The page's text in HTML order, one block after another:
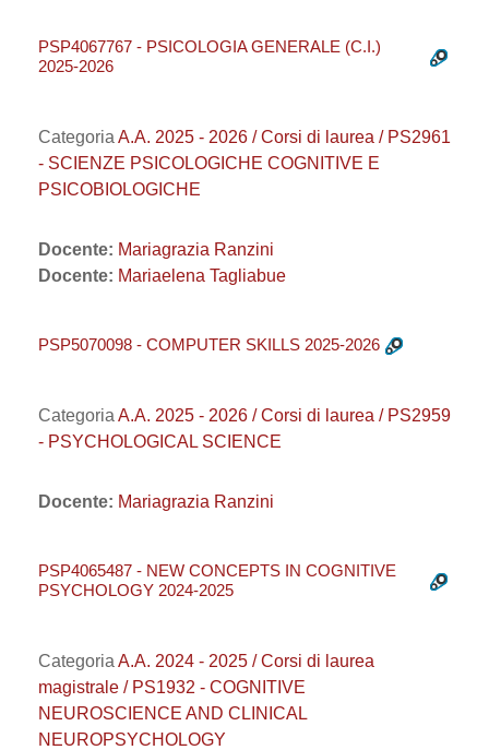
PSP4067767 - PSICOLOGIA GENERALE (C.I.)
2025-2026
Categoria A.A. 2025 - 2026 / Corsi di laurea / PS2961
- SCIENZE PSICOLOGICHE COGNITIVE E
PSICOBIOLOGICHE
Docente: Mariagrazia Ranzini
Docente: Mariaelena Tagliabue
PSP5070098 - COMPUTER SKILLS 2025-2026
Categoria A.A. 2025 - 2026 / Corsi di laurea / PS2959
- PSYCHOLOGICAL SCIENCE
Docente: Mariagrazia Ranzini
PSP4065487 - NEW CONCEPTS IN COGNITIVE
PSYCHOLOGY 2024-2025
Categoria A.A. 2024 - 2025 / Corsi di laurea
magistrale / PS1932 - COGNITIVE
NEUROSCIENCE AND CLINICAL
NEUROPSYCHOLOGY